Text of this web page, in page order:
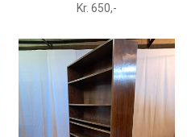
Kr. 650,-